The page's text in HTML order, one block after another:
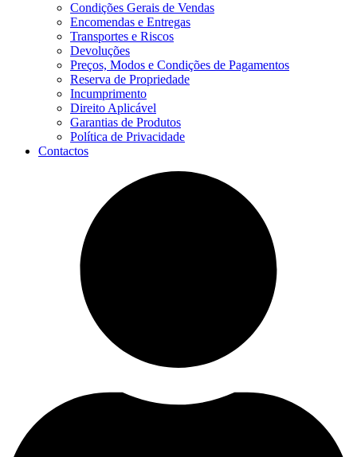
Condições Gerais de Vendas
Encomendas e Entregas
Transportes e Riscos
Devoluções
Preços, Modos e Condições de Pagamentos
Reserva de Propriedade
Incumprimento
Direito Aplicável
Garantias de Produtos
Política de Privacidade
Contactos